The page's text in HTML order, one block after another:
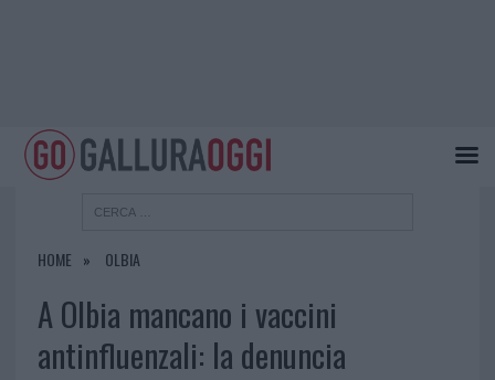
HOME OLBIA
A Olbia mancano i vaccini
antinfluenzali: la denuncia